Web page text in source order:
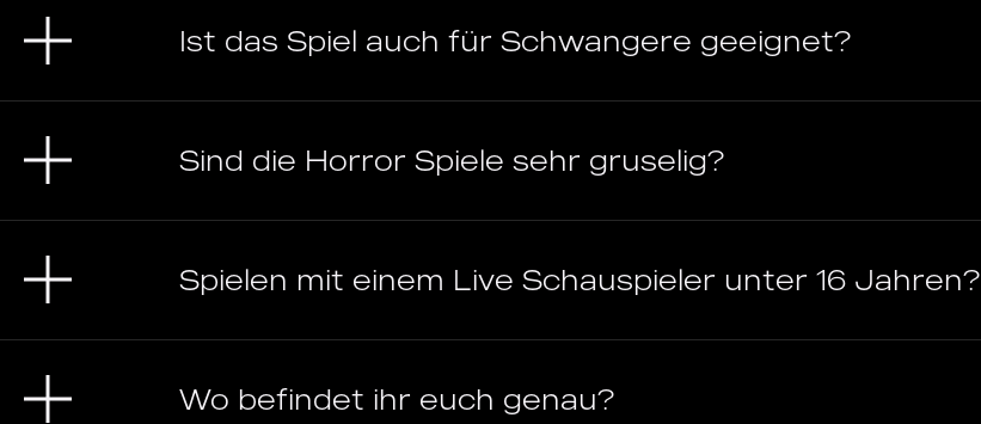
Ist das Spiel auch für Schwangere geeignet?
Sind die Horror Spiele sehr gruselig?
Spielen mit einem Live Schauspieler unter 16 Jahren?
Wo befindet ihr euch genau?